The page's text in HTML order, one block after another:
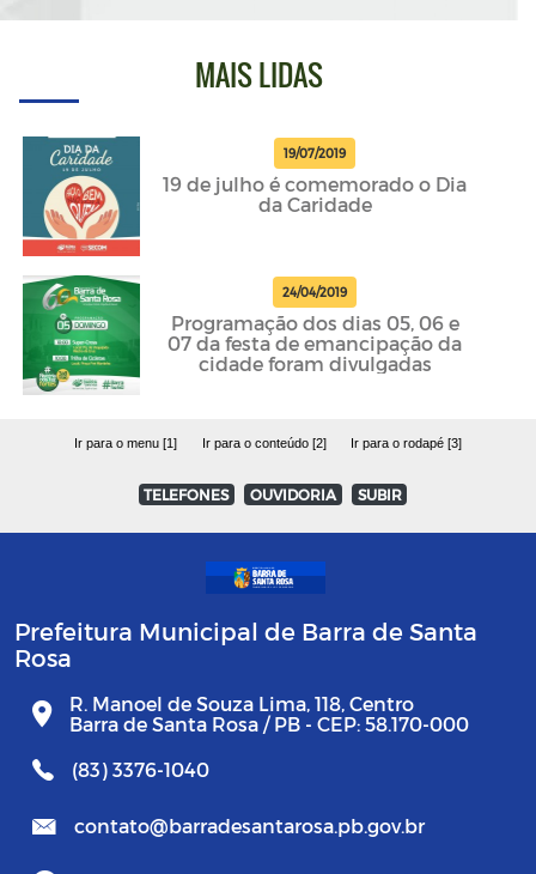
MAIS LIDAS
19/07/2019
19 de julho é comemorado o Dia
da Caridade
24/04/2019
Programação dos dias 05, 06 e
07 da festa de emancipação da
cidade foram divulgadas
Ir para o menu [1] Ir para o conteúdo [2] Ir para o rodapé [3]
TELEFONES OUVIDORIA SUBIR
Prefeitura Municipal de Barra de Santa
Rosa
R. Manoel de Souza Lima, 118, Centro
Barra de Santa Rosa / PB - CEP: 58.170-000
(83) 3376-1040
contato@barradesantarosa.pb.gov.br